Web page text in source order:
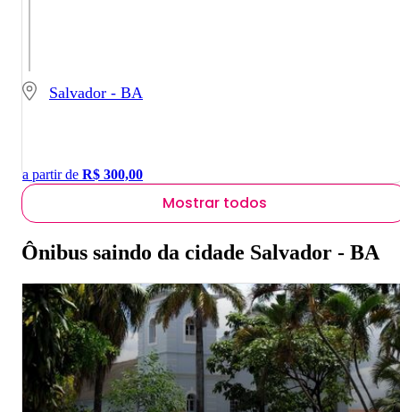
Salvador - BA
a partir de R$ 300,00
Mostrar todos
Ônibus saindo da cidade Salvador - BA